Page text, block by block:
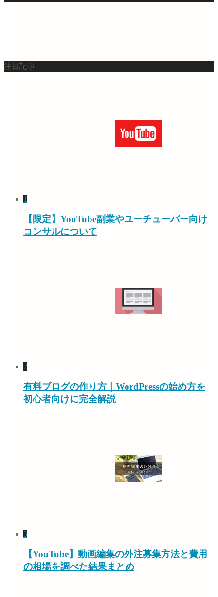
注目記事
1
【限定】YouTube副業やユーチューバー向け
コンサルについて
2
有料ブログの作り方｜WordPressの始め方を
初心者向けに完全解説
3
【YouTube】動画編集の外注募集方法と費用
の相場を調べた結果まとめ